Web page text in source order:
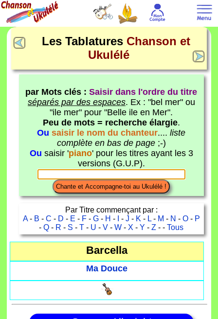
Les Tablatures Chanson et
Ukulélé
par Mots clés :Saisir dans l'ordre du titre
séparés par des espaces. Ex : "bel mer" ou
"ile mer" pour "Belle ile en Mer".
Peu de mots = recherche élargie.
Ou saisir le nom du chanteur....liste
complète en bas de page;-)
Ou saisir 'piano' pour les titres ayant les 3
versions (G.U.P).
Par Titre commençant par :
A- B - C - D - E - F- G- H - - J - K - L- M - N - O- P
-Q - R - S -T - U -V -W - X -Y -Z - -Tous
Barcella
Ma Douce